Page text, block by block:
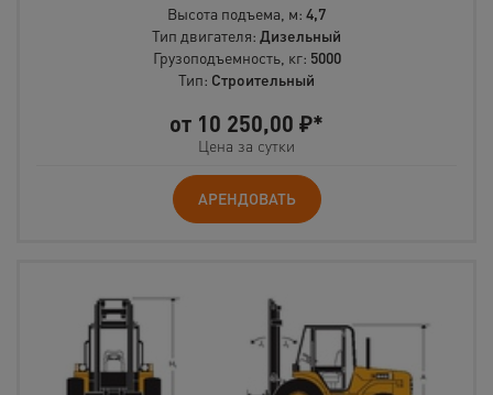
Высота подъема, м: 4,7
Тип двигателя: Дизельный
Грузоподъемность, кг: 5000
Тип: Строительный
от 10 250,00 ₽*
Цена за сутки
АРЕНДОВАТЬ